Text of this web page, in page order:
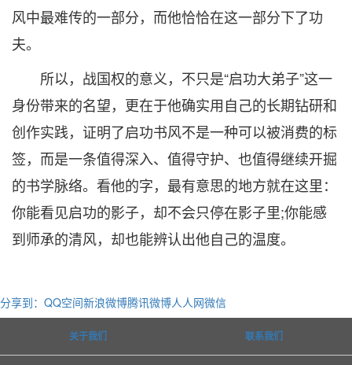
风中最难传的一部分，而他恰恰在这一部分下了功
夫。
所以，战国权的意义，不只是“启功大弟子”这一
身份带来的名望，更在于他确实用自己的长期钻研和
创作实践，证明了启功书风不是一种可以被消费的标
签，而是一条值得深入、值得守护、也值得继续开掘
的书学脉络。看他的字，最有意思的地方就在这里：
你能看见启功的影子，却不会只停在影子里;你能感
到师承的清风，却也能辨认出他自己的温度。
分享到： QQ空间新浪微博腾讯微博人人网微信
关于我们 联系我们